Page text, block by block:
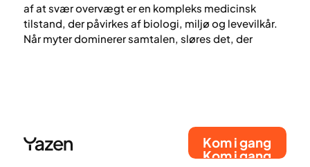
af at svær overvægt er en kompleks medicinsk
tilstand, der påvirkes af biologi, miljø og levevilkår.
Når myter dominerer samtalen, sløres det, der
Kom i gang
Kom i gang